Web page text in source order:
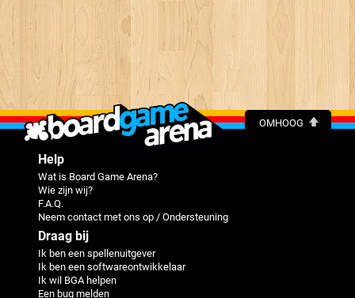
OMHOOG
Help
Wat is Board Game Arena?
Wie zijn wij?
F.A.Q.
Neem contact met ons op / Ondersteuning
Draag bij
Ik ben een spellenuitgever
Ik ben een softwareontwikkelaar
Ik wil BGA helpen
Een bug melden